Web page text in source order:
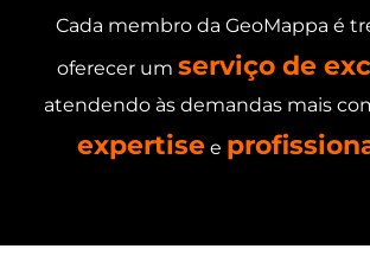
Cada membro da GeoMappa é
oferecer um serviço de
atendendo às demandas mais
expertisee